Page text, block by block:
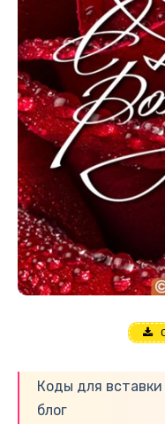
Коды для
блог